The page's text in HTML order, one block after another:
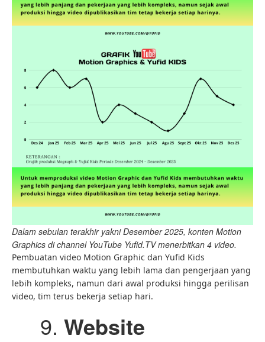
Dalam sebulan terakhir yakni Desember 2025, konten Motion
Graphics di channel YouTube Yufid.TV menerbitkan 4 video.
Pembuatan video Motion Graphic dan Yufid Kids
membutuhkan waktu yang lebih lama dan pengerjaan yang
lebih kompleks, namun dari awal produksi hingga perilisan
video, tim terus bekerja setiap hari.
Website